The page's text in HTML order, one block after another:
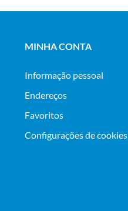
MINHA CONTA
Informação pessoal
Endereços
Favoritos
Configurações de cookies